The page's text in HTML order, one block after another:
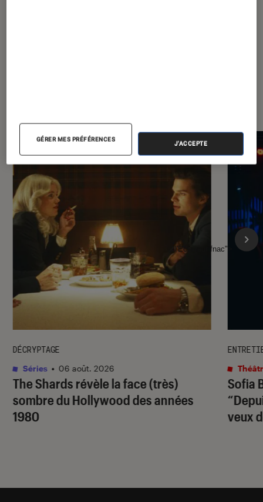
The Shards révèle la face (très)
sombre du Hollywood des années
1980
DÉCRYPTAGE
Séries • 06 août. 2026
Sofia
veux
l'Éclaireur fnac">
GÉRER MES PRÉFÉRENCES
J'ACCEPTE